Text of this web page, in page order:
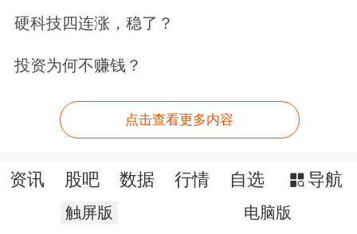
8800万美元，而上一年公司还亏损
4.816亿美元，实现大幅扭亏。
是全球市值最高的芯片巨头英伟达。
Cerebras表示，由于底层架构不同，其
硬科技四连涨，稳了？
投资为何不赚钱？
点击查看更多内容
资讯 股吧 数据 行情 自选 导航
触屏版 电脑版